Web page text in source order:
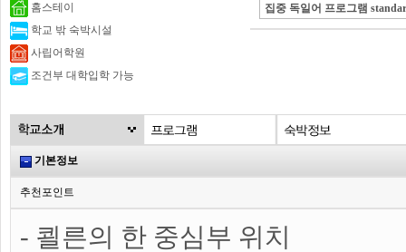
홈스테이
학교 밖 숙박시설
사립어학원
조건부 대학입학 가능
집중 독일어 프로그램
기본정보
추천포인트
- 쾰른의 한 중심부 위치